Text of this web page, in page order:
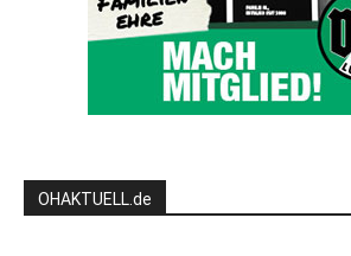
OHAKTUELL.de